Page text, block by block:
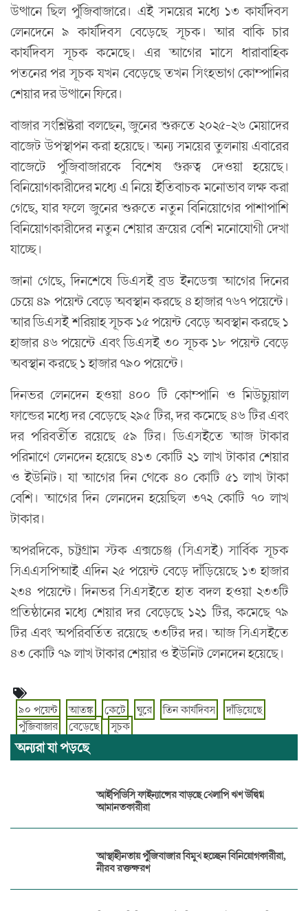
উত্থানে ছিল পুঁজিবাজারে। এই সময়ের মধ্যে ১৩ কার্যদিবস
লেনদেনে ৯ কার্যদিবস বেড়েছে সূচক। আর বাকি চার
কার্যদিবস সূচক কমেছে। এর আগের মাসে ধারাবাহিক
পতনের পর সূচক যখন বেড়েছে তখন সিংহভাগ কোম্পানির
শেয়ার দর উত্থানে ফিরে।
বাজার সংশ্লিষ্টরা বলছেন, জুনের শুরুতে ২০২৫-২৬ মেয়াদের
বাজেট উপস্থাপন করা হয়েছে। অন্য সময়ের তুলনায় এবারের
বাজেটে পুঁজিবাজারকে বিশেষ গুরুত্ব দেওয়া হয়েছে।
বিনিয়োগকারীদের মধ্যে এ নিয়ে ইতিবাচক মনোভাব লক্ষ করা
গেছে, যার ফলে জুনের শুরুতে নতুন বিনিয়োগের পাশাপাশি
বিনিয়োগকারীদের নতুন শেয়ার ক্রয়ের বেশি মনোযোগী দেখা
যাচ্ছে।
জানা গেছে, দিনশেষে ডিএসই ব্রড ইনডেক্স আগের দিনের
চেয়ে ৪৯ পয়েন্ট বেড়ে অবস্থান করছে ৪ হাজার ৭৬৭ পয়েন্টে।
আর ডিএসই শরিয়াহ সূচক ১৫ পয়েন্ট বেড়ে অবস্থান করছে ১
হাজার ৪৬ পয়েন্টে এবং ডিএসই ৩০ সূচক ১৮ পয়েন্ট বেড়ে
অবস্থান করছে ১ হাজার ৭৯০ পয়েন্টে।
দিনভর লেনদেন হওয়া ৪০০ টি কোম্পানি ও মিউচ্যুয়াল
ফান্ডের মধ্যে দর বেড়েছে ২৯৫ টির, দর কমেছে ৪৬ টির এবং
দর পরিবর্তীত রয়েছে ৫৯ টির। ডিএসইতে আজ টাকার
পরিমাণে লেনদেন হয়েছে ৪১৩ কোটি ২১ লাখ টাকার শেয়ার
ও ইউনিট। যা আগের দিন থেকে ৪০ কোটি ৫১ লাখ টাকা
বেশি। আগের দিন লেনদেন হয়েছিল ৩৭২ কোটি ৭০ লাখ
টাকার।
অপরদিকে, চট্টগ্রাম স্টক এক্সচেঞ্জ (সিএসই) সার্বিক সূচক
সিএএসপিআই এদিন ২৫ পয়েন্ট বেড়ে দাঁড়িয়েছে ১৩ হাজার
২৩৪ পয়েন্টে। দিনভর সিএসইতে হাত বদল হওয়া ২৩৩টি
প্রতিষ্ঠানের মধ্যে শেয়ার দর বেড়েছে ১২১ টির, কমেছে ৭৯
টির এবং অপরিবর্তিত রয়েছে ৩৩টির দর। আজ সিএসইতে
৪৩ কোটি ৭৯ লাখ টাকার শেয়ার ও ইউনিট লেনদেন হয়েছে।
৯০ পয়েন্ট আতঙ্ক কেটে ঘুরে তিন কার্যদিবস
দাঁড়িয়েছে
পুঁজিবাজার
বেড়েছে সূচক
অন্যরা যা পড়ছে
আইপিডিসি ফাইন্যান্সের বাড়ছে খেলাপি ঋণ উদ্বিগ্ন
আমানতকারীরা
আস্থাহীনতায় পুঁজিবাজার বিমুখ হচ্ছেন বিনিয়োগকারীরা,
নীরব রক্তক্ষরণ